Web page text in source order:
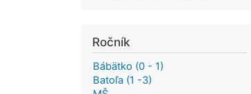
Ročník
Bábätko (0 - 1)
Batoľa (1 -3)